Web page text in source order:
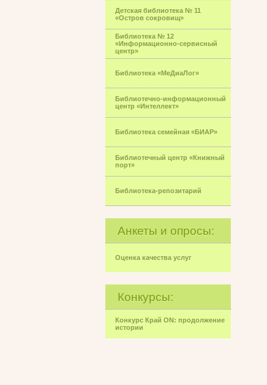
Детская библиотека № 11
«Остров сокровищ»
Библиотека № 12
«Информационно-сервисный
центр»
Библиотека «МеДиаЛог»
Библиотечно-информационный
центр «Интеллект»
Библиотека семейная «БИАР»
Библиотечный центр «Книжный
порт»
Библиотека-репозитарий
Анкеты и опросы:
Оценка качества услуг
Конкурсы:
Конкурс Край ON: продолжение
истории